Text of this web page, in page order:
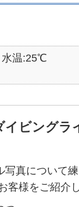
水温:25℃
イビングラ
写真について
客様をご紹介